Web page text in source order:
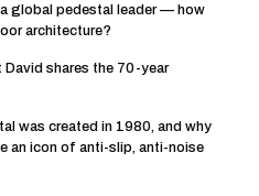
global pedestal leader — how
architecture?
David shares the 70-year
was created in 1980, and why
an icon of anti-slip, anti-noise